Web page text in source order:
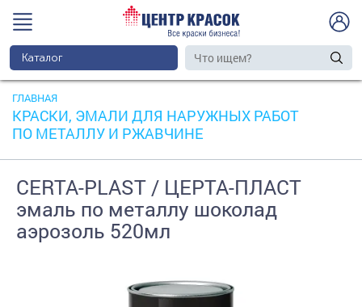
Каталог
ГЛАВНАЯ
КРАСКИ, ЭМАЛИ ДЛЯ НАРУЖНЫХ РАБОТ
ПО МЕТАЛЛУ И РЖАВЧИНЕ
CERTA-PLAST / ЦЕРТА-ПЛАСТ
эмаль по металлу шоколад
аэрозоль 520мл